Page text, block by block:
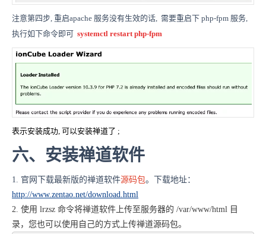
注意第四步, 重启apache 服务没有生效的话, 需要重启下 php-fpm 服务,
执行如下命令即可 systemctl restart php-fpm
表示安装成功, 可以安装禅道了 ;
六、 安装禅道软件
1. 官网下载最新版的禅道软件源码包。下载地址：
http://www.zentao.net/download.html
2. 使用 lrzsz 命令将禅道软件上传至服务器的 /var/www/html 目
录，您也可以使用自己的方式上传禅道源码包。